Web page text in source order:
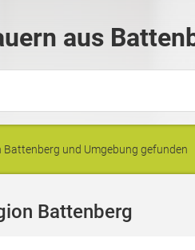
aus
Battenberg und Umgebung gefunden
Battenberg